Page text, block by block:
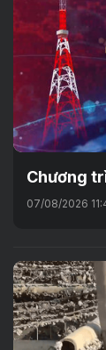
Chương
07/08/2026